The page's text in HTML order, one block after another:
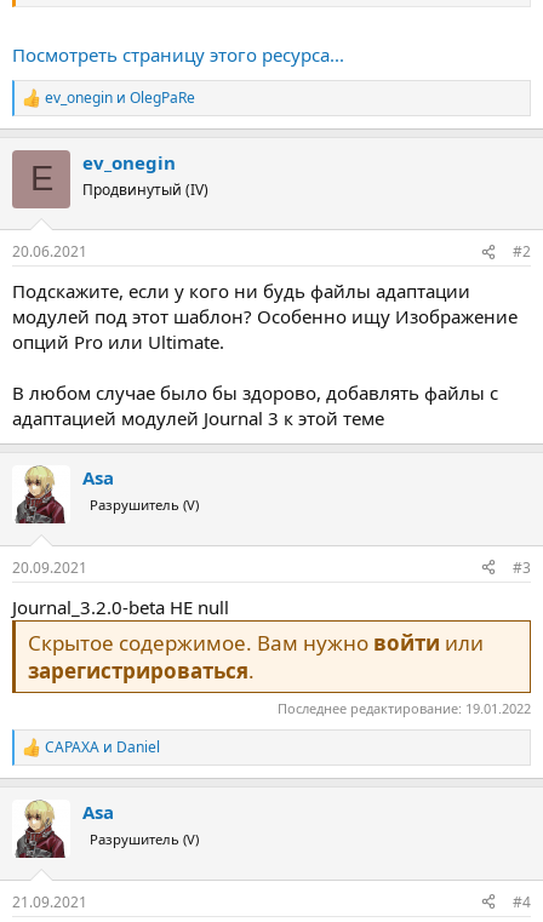
Посмотреть страницу этого ресурса...
Р
е
ev_onegin и OlegPaRe
E ev_onegin
Продвинутый (IV)
20.06.2021 #2
Подскажите, если у кого ни будь файлы адаптации
модулей под этот шаблон? Особенно ищу Изображение
опций Pro или Ultimate.
В любом случае было бы здорово, добавлять файлы с
адаптацией модулей Journal 3 к этой теме
Asa
Разрушитель (V)
20.09.2021 #3
Journal_3.2.0-beta НЕ null
Скрытое содержимое. Вам нужно войти или
зарегистрироваться.
Последнее редактирование: 19.01.2022
Р
е
к
ц
и
CAPAXA и Daniel
Asa
Разрушитель (V)
21.09.2021 #4